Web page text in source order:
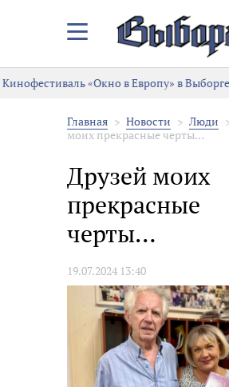
Закрыть/
меню
Кинофестиваль «Окно в Европу» в Выборге
Главная Новости Люди
моих прекрасные черты…
Друзей моих
прекрасные
черты…
19.07.2024 13:40